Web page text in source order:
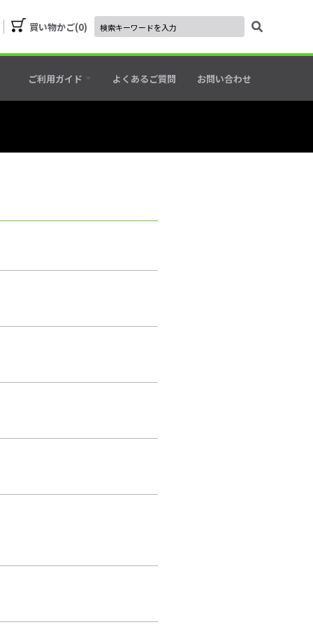
買い物かご 0
ご利用ガイド よくあるご質問 お問い合わせ